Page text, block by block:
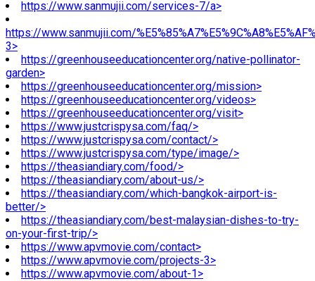
https://www.sanmujii.com/services-7/a>
https://www.sanmujii.com/
3>
https://greenhouseeducationcenter.org/native-pollinator-
garden>
https://greenhouseeducationcenter.org/mission>
https://greenhouseeducationcenter.org/videos>
https://greenhouseeducationcenter.org/visit>
https://www.justcrispysa.com/faq/>
https://www.justcrispysa.com/contact/>
https://www.justcrispysa.com/type/image/>
https://theasiandiary.com/food/>
https://theasiandiary.com/about-us/>
https://theasiandiary.com/which-bangkok-airport-is-
better/>
https://theasiandiary.com/best-malaysian-dishes-to-try-
on-your-first-trip/>
https://www.apvmovie.com/contact>
https://www.apvmovie.com/projects-3>
https://www.apvmovie.com/about-1>